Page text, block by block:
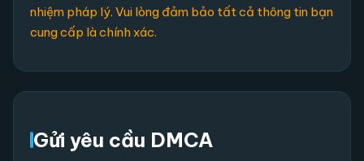
nhiệm pháp lý. Vui lòng đảm bảo tất cả thông tin bạn
cung cấp là chính xác.
Gửi yêu cầu DMCA